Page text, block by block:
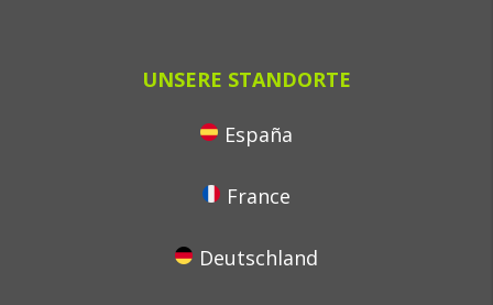
UNSERE STANDORTE
España
France
Deutschland